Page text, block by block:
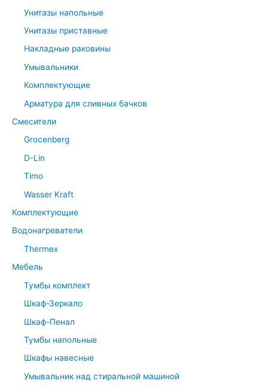
Унитазы напольные
Унитазы приставные
Накладные раковины
Умывальники
Комплектующие
Арматура для сливных бачков
Смесители
Grocenberg
D-Lin
Timo
Wasser Kraft
Комплектующие
Водонагреватели
Thermex
Мебель
Тумбы комплект
Шкаф-Зеркало
Шкаф-Пенал
Тумбы напольные
Шкафы навесные
Умывальник над стиральной машиной